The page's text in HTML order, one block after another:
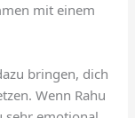
mit einem
bringen, dich
Wenn Rahu